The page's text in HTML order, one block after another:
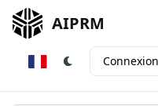
AIPRM
Connexion